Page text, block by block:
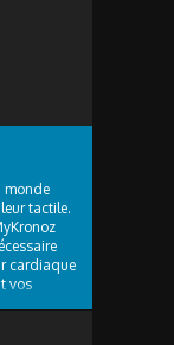
monde
tactile.
cardiaque
vos